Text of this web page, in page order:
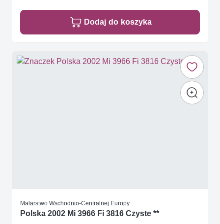
Dodaj do koszyka
Malarstwo Wschodnio-Centralnej Europy
Polska 2002 Mi 3966 Fi 3816 Czyste **